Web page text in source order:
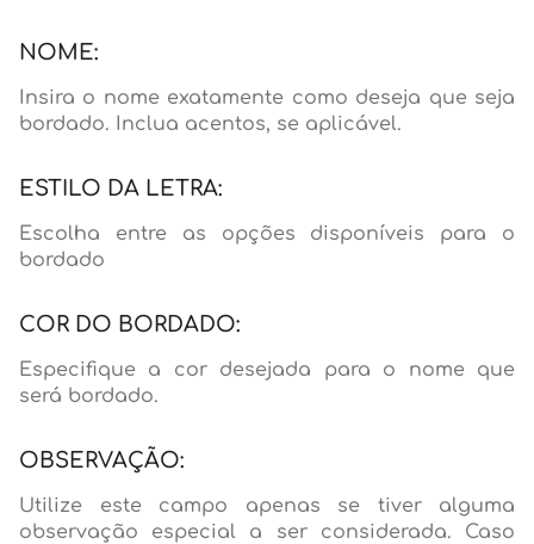
NOME:
Insira o nome exatamente como deseja que seja
bordado. Inclua acentos, se aplicável.
ESTILO DA LETRA:
Escolha entre as opções disponíveis para o
bordado
COR DO BORDADO:
Especifique a cor desejada para o nome que
será bordado.
OBSERVAÇÃO:
Utilize este campo apenas se tiver alguma
observação especial a ser considerada. Caso